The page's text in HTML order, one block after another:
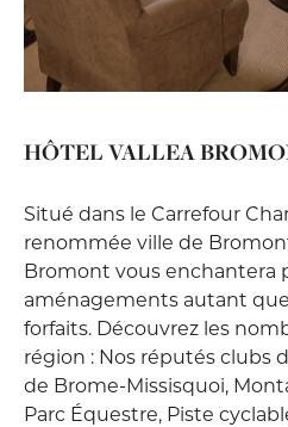
HÔTEL VALLEA
Situé dans le Carrefour
renommée ville de
Bromont vous enchantera
aménagements autant
forfaits. Découvrez les
région : Nos réputés clubs
de Brome-Missisquoi,
Parc Équestre, Piste